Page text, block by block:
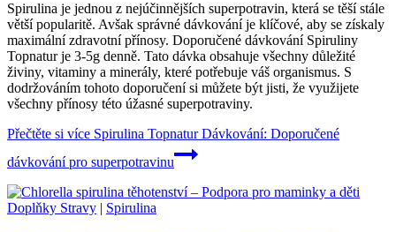
Spirulina je jednou z nejúčinnějších superpotravin, která se těší stále
větší popularitě. Avšak správné dávkování je klíčové, aby se získaly
maximální zdravotní přínosy. Doporučené dávkování Spiruliny
Topnatur je 3-5g denně. Tato dávka obsahuje všechny důležité
živiny, vitaminy a minerály, které potřebuje váš organismus. S
dodržováním tohoto doporučení si můžete být jisti, že využijete
všechny přínosy této úžasné superpotraviny.
Přečtěte si více Spirulina Topnatur Dávkování: Doporučené
dávkování pro superpotravinu
Doplňky Stravy | Spirulina